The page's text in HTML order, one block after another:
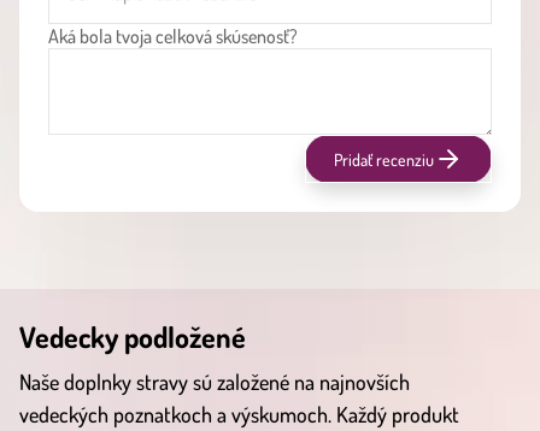
Aká bola tvoja celková skúsenosť?
Pridať recenziu
Vedecky podložené
Naše doplnky stravy sú založené na najnovších
vedeckých poznatkoch a výskumoch. Každý produkt